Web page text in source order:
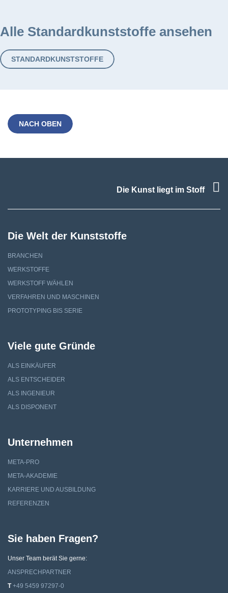
Alle Standardkunststoffe ansehen
STANDARDKUNSTSTOFFE
NACH OBEN
Die Kunst liegt im Stoff
Die Welt der Kunststoffe
BRANCHEN
WERKSTOFFE
WERKSTOFF WÄHLEN
VERFAHREN UND MASCHINEN
PROTOTYPING BIS SERIE
Viele gute Gründe
ALS EINKÄUFER
ALS ENTSCHEIDER
ALS INGENIEUR
ALS DISPONENT
Unternehmen
META-PRO
META-AKADEMIE
KARRIERE UND AUSBILDUNG
REFERENZEN
Sie haben Fragen?
Unser Team berät Sie gerne:
ANSPRECHPARTNER
T +49 5459 97297-0